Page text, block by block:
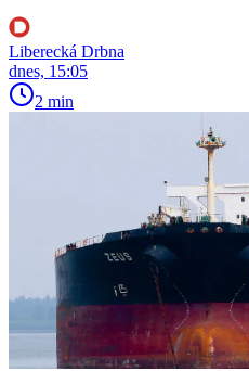
Liberecká Drbna
dnes, 15:05
2 min